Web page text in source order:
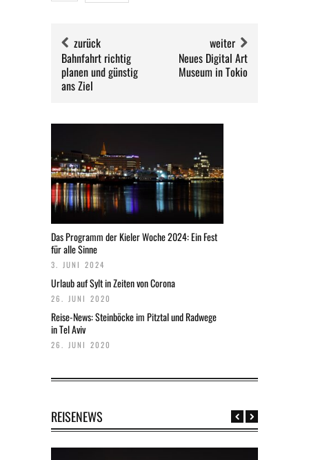
zurück
Bahnfahrt richtig
planen und günstig
ans Ziel
weiter
Neues Digital Art
Museum in Tokio
Das Programm der Kieler Woche 2024: Ein Fest
für alle Sinne
3. JUNI 2024
Urlaub auf Sylt in Zeiten von Corona
26. JUNI 2020
Reise-News: Steinböcke im Pitztal und Radwege
in Tel Aviv
26. JUNI 2020
REISENEWS